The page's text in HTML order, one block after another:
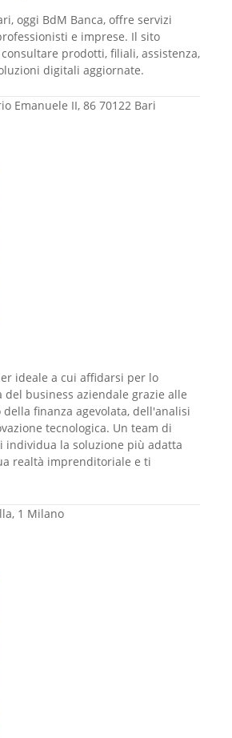
oggi BdM Banca, offre servizi
e imprese. Il sito
prodotti, filiali, assistenza,
digitali aggiornate.
Emanuele II, 86 70122 Bari
ideale a cui affidarsi per lo
del business aziendale grazie alle
finanza agevolata, dell'analisi
tecnologica. Un team di
individua la soluzione più adatta
realtà imprenditoriale e ti
1 Milano